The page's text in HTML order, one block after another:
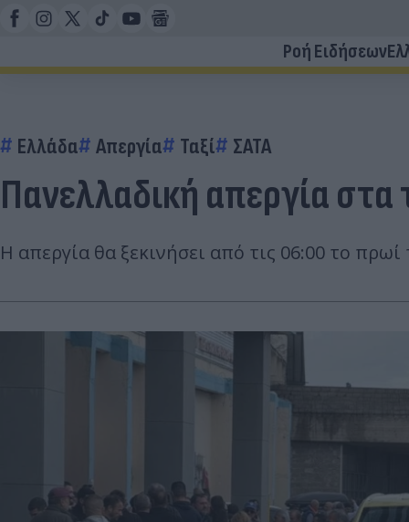
Ροή Ειδήσεων
Ελλάδα Απεργία Ταξί ΣΑΤΑ
Πανελλαδική απεργία στα
Η απεργία θα ξεκινήσει από τις 06:00 το